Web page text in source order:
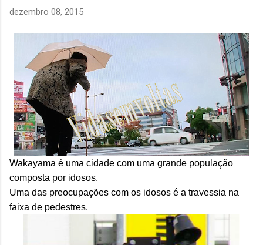
dezembro 08, 2015
Wakayama é uma cidade com uma grande população
composta por idosos.
Uma das preocupações com os idosos é a travessia na
faixa de pedestres.